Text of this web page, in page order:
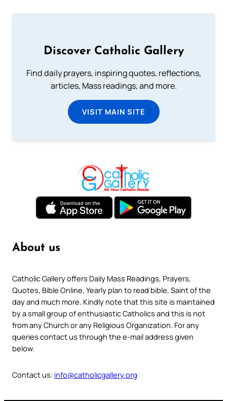
Discover Catholic Gallery
Find daily prayers, inspiring quotes, reflections,
articles, Mass readings, and more.
VISIT MAIN SITE
About us
Catholic Gallery offers Daily Mass Readings, Prayers,
Quotes, Bible Online, Yearly plan to read bible, Saint of the
day and much more. Kindly note that this site is maintained
by a small group of enthusiastic Catholics and this is not
from any Church or any Religious Organization. For any
queries contact us through the e-mail address given
below.
Contact us: info@catholicgallery.org